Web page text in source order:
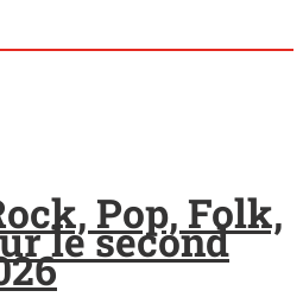
Pop, Folk,
le second